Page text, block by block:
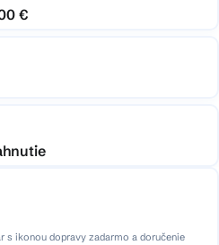
€
s ikonou dopravy zadarmo a doručenie